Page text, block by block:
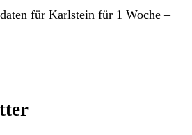
für Karlstein für 1 Woche –